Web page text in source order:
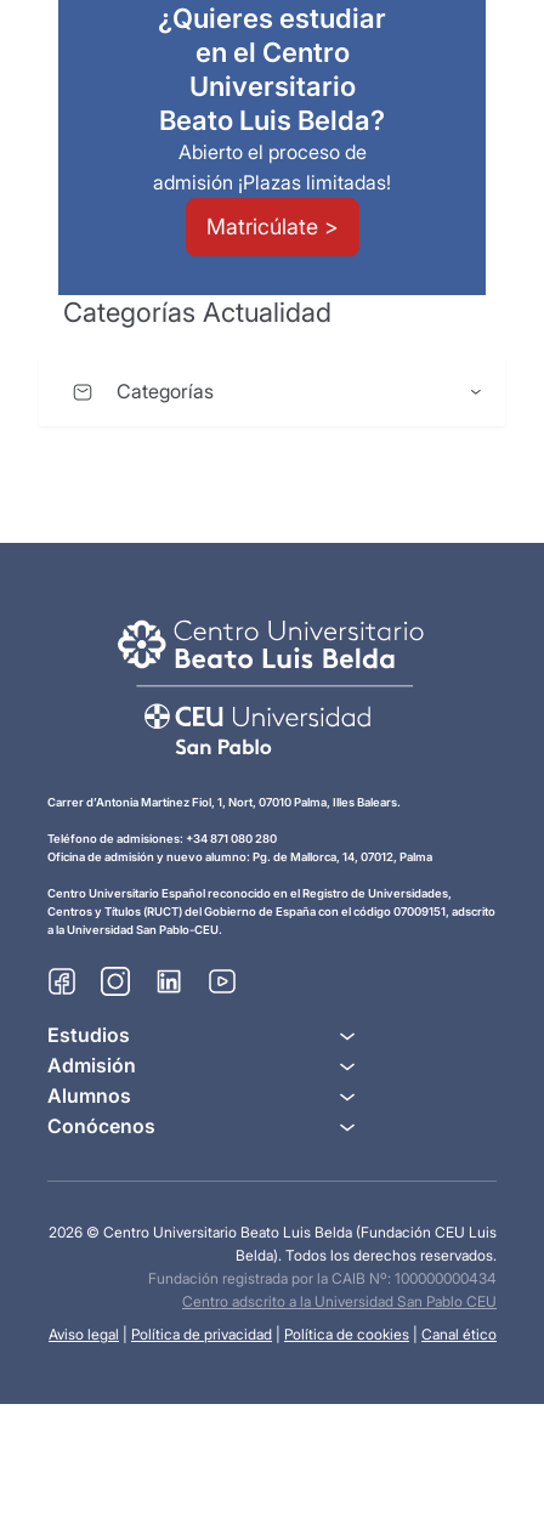
¿Quieres estudiar
en el Centro
Universitario
Beato Luis Belda?
Abierto el proceso de
admisión ¡Plazas limitadas!
Matricúlate >
Categorías Actualidad
Categorías
Carrer d’Antonia Martínez Fiol, 1, Nort, 07010 Palma, Illes Balears.
Teléfono de admisiones: +34 871 080 280
Oficina de admisión y nuevo alumno: Pg. de Mallorca, 14, 07012, Palma
Centro Universitario Español reconocido en el Registro de Universidades,
Centros y Títulos (RUCT) del Gobierno de España con el código 07009151, adscrito
a la Universidad San Pablo-CEU.
Estudios
Admisión
Alumnos
Conócenos
2026 © Centro Universitario Beato Luis Belda (Fundación CEU Luis
Belda). Todos los derechos reservados.
Fundación registrada por la CAIB Nº: 100000000434
Centro adscrito a la Universidad San Pablo CEU
Aviso legal
Política de privacidad Política de cookies Canal ético